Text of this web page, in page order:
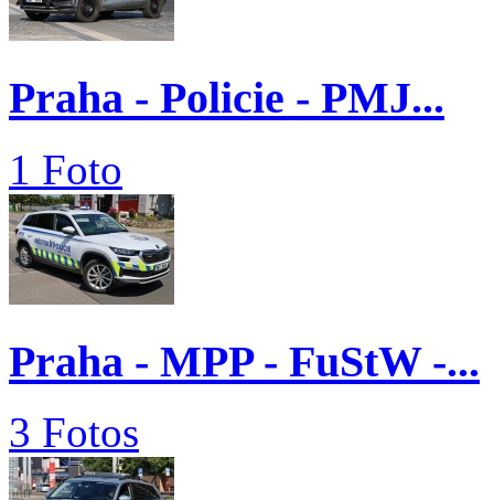
Praha - Policie - PMJ...
1 Foto
Praha - MPP - FuStW -...
3 Fotos